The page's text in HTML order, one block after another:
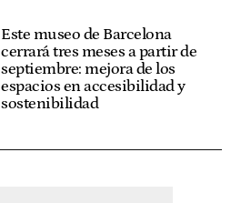
Este museo de Barcelona
cerrará tres meses a partir de
septiembre: mejora de los
espacios en accesibilidad y
sostenibilidad